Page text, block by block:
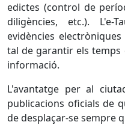
edictes (control de
diligències, etc.). L'e-
evidències
tal de garantir els
informació.
L'avantatge per al
publicacions oficials de
de desplaçar-se sempre